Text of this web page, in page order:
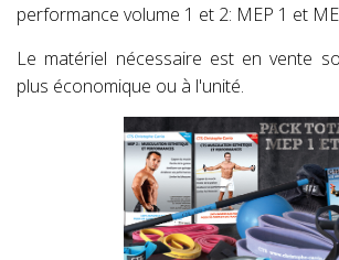
performance volume 1 et 2: MEP 1 et
Le matériel nécessaire est en vente
plus économique ou à l'unité.